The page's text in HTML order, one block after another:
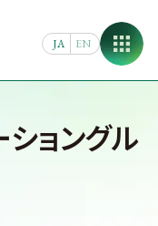
JA EN
ショングル